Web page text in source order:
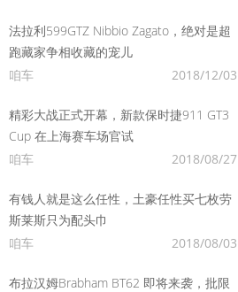
法拉利599GTZ Nibbio Zagato，绝对是超
跑藏家争相收藏的宠儿
咱车
2018/12/03
精彩大战正式开幕，新款保时捷911 GT3
Cup 在上海赛车场官试
咱车
2018/08/27
有钱人就是这么任性，土豪任性买七枚劳
斯莱斯只为配头巾
咱车
2018/08/03
布拉汉姆Brabham BT62 即将来袭，批限